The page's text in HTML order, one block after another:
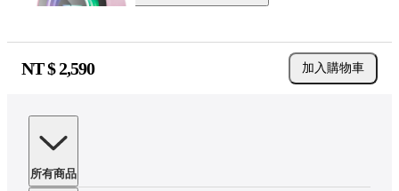
NT $2,590 加入購物車
所有商品